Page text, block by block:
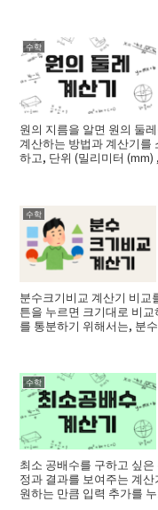
수학
원의 지름을 알면 원의 둘
계산하는 방법과 계산기를
하고, 단위 (밀리미터
수학
분수크기비교 계산기 비교
튼을 누르면 크기대로 비
를 통분하기 위해서는, 분
수학
최소 공배수를 구하고 싶
정과 결과를 보여주는 계
원하는 만큼 입력 추가를